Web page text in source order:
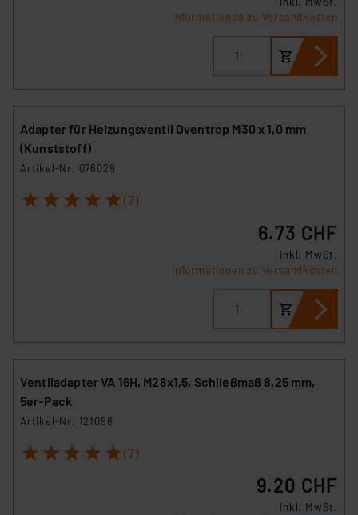
Informationen zu Versandkosten
Adapter für Heizungsventil Oventrop M30 x 1,0 mm
(Kunststoff)
Artikel-Nr. 076029
1 2 3 4 5 (7)
6.73 CHF
inkl. MwSt.
Informationen zu Versandkosten
Ventiladapter VA 16H, M28x1,5, Schließmaß 8,25 mm,
5er-Pack
Artikel-Nr. 121098
1 2 3 4 5 (7)
9.20 CHF
inkl. MwSt.